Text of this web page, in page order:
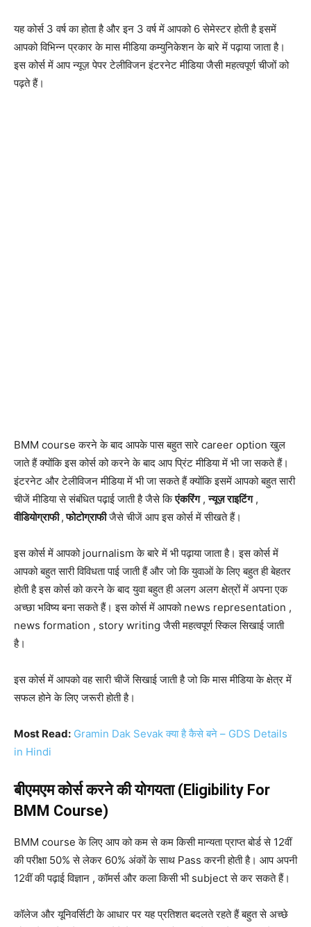
यह कोर्स 3 वर्ष का होता है और इन 3 वर्ष में आपको 6 सेमेस्टर होती है इसमें
आपको विभिन्न प्रकार के मास मीडिया कम्युनिकेशन के बारे में पढ़ाया जाता है।
इस कोर्स में आप न्यूज़ पेपर टेलीविजन इंटरनेट मीडिया जैसी महत्वपूर्ण चीजों को
पढ़ते हैं।
BMM course करने के बाद आपके पास बहुत सारे career option खुल
जाते हैं क्योंकि इस कोर्स को करने के बाद आप प्रिंट मीडिया में भी जा सकते हैं।
इंटरनेट और टेलीविजन मीडिया में भी जा सकते हैं क्योंकि इसमें आपको बहुत सारी
चीजें मीडिया से संबंधित पढ़ाई जाती है जैसे किएंकरिंग,न्यूज़ राइटिंग,
वीडियोग्राफी,फोटोग्राफीजैसे चीजें आप इस कोर्स में सीखते हैं।
इस कोर्स में आपको journalism के बारे में भी पढ़ाया जाता है। इस कोर्स में
आपको बहुत सारी विविधता पाई जाती हैं और जो कि युवाओं के लिए बहुत ही बेहतर
होती है इस कोर्स को करने के बाद युवा बहुत ही अलग अलग क्षेत्रों में अपना एक
अच्छा भविष्य बना सकते हैं। इस कोर्स में आपको news representation ,
news formation , story writing जैसी महत्वपूर्ण स्किल सिखाई जाती
है।
इस कोर्स में आपको वह सारी चीजें सिखाई जाती है जो कि मास मीडिया के क्षेत्र में
सफल होने के लिए जरूरी होती है।
Most Read: Gramin Dak Sevak क्या है कैसे बने – GDS Details
in Hindi
बीएमएम कोर्स करने की योगयता (Eligibility For
BMM Course)
BMM course के लिए आप को कम से कम किसी मान्यता प्राप्त बोर्ड से 12वीं
की परीक्षा 50% से लेकर 60% अंकों के साथ Pass करनी होती है। आप अपनी
12वीं की पढ़ाई विज्ञान , कॉमर्स और कला किसी भी subject से कर सकते हैं।
कॉलेज और यूनिवर्सिटी के आधार पर यह प्रतिशत बदलते रहते हैं बहुत से अच्छे